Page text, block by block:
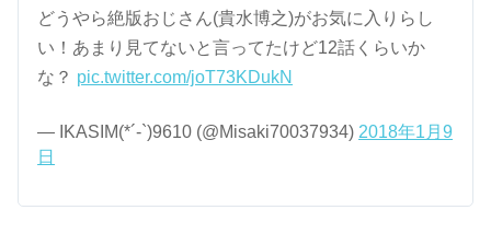
どうやら絶版おじさん(貴水博之)がお気に入りらし
い！あまり見てないと言ってたけど12話くらいか
な？ pic.twitter.com/joT73KDukN
— IKASIM(*´-`)9610 (@Misaki70037934) 2018年1月9
日